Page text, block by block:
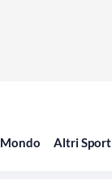
Mondo Altri Sport